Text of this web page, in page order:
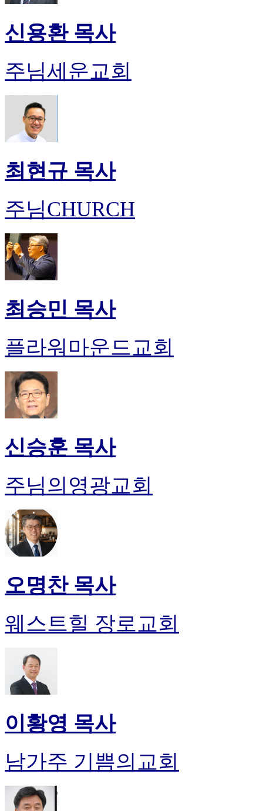
신용환 목사
주님세운교회
최현규 목사
주님CHURCH
최승민 목사
플라워마운드교회
신승훈 목사
주님의영광교회
오명찬 목사
웨스트힐 장로교회
이황영 목사
남가주 기쁨의교회